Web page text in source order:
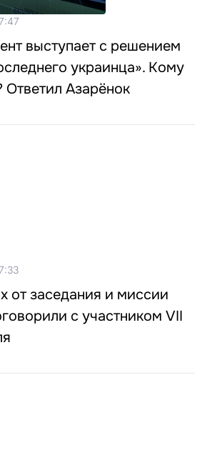
выступает с решением
украинца». Кому
Ответил Азарёнок
от заседания и миссии
с участником VII